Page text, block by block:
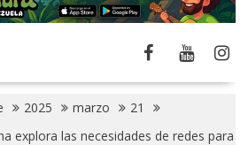
2025 marzo
21
explora las necesidades de redes para